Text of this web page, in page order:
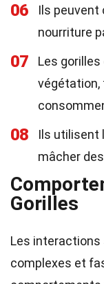
06
Ils peuvent
nourriture
07
Les
végétation,
08
Ils utilisent
mâcher
Gorilles
Les
complexes et